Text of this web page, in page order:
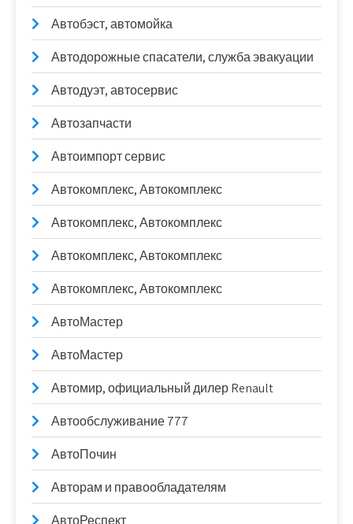
Автобэст, автомойка
Автодорожные спасатели, служба эвакуации
Автодуэт, автосервис
Автозапчасти
Автоимпорт сервис
Автокомплекс, Автокомплекс
Автокомплекс, Автокомплекс
Автокомплекс, Автокомплекс
Автокомплекс, Автокомплекс
АвтоМастер
АвтоМастер
Автомир, официальный дилер Renault
Автообслуживание 777
АвтоПочин
Авторам и правообладателям
АвтоРеспект